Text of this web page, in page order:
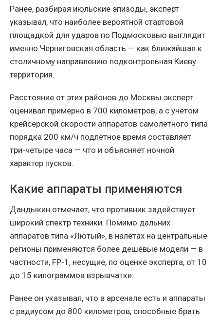
Ранее, разбирая июльские эпизоды, эксперт
указывал, что наиболее вероятной стартовой
площадкой для ударов по Подмосковью выглядит
именно Черниговская область — как ближайшая к
столичному направлению подконтрольная Киеву
территория.
Расстояние от этих районов до Москвы эксперт
оценивал примерно в 700 километров, а с учётом
крейсерской скорости аппаратов самолётного типа
порядка 200 км/ч подлётное время составляет
три-четыре часа — что и объясняет ночной
характер пусков.
Какие аппараты применяются
Дандыкин отмечает, что противник задействует
широкий спектр техники. Помимо дальних
аппаратов типа «Лютый», в налётах на центральные
регионы применяются более дешёвые модели — в
частности, FP-1, несущие, по оценке эксперта, от 10
до 15 килограммов взрывчатки.
Ранее он указывал, что в арсенале есть и аппараты
с радиусом до 800 километров, способные брать